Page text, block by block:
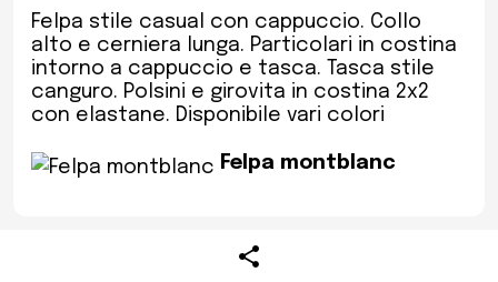
Felpa stile casual con cappuccio. Collo
alto e cerniera lunga. Particolari in costina
intorno a cappuccio e tasca. Tasca stile
canguro. Polsini e girovita in costina 2x2
con elastane. Disponibile vari colori
Felpa montblanc